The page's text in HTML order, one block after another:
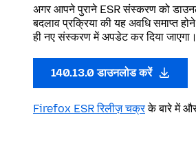
अगर आपने पुराने ESR संस्करण को
बदलाव प्रक्रिया की यह अवधि समाप्त
ही नए संस्करण में अपडेट कर दिया जाएगा।
140.13.0 डाउनलोड करें
Firefox ESR रिलीज़ चक्रके बारे में